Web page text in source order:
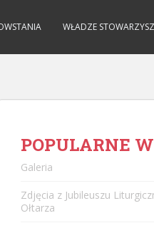
WŁADZE
POPULARNE
Galeria
Zdjęcia z Jubileuszu
Ołtarza